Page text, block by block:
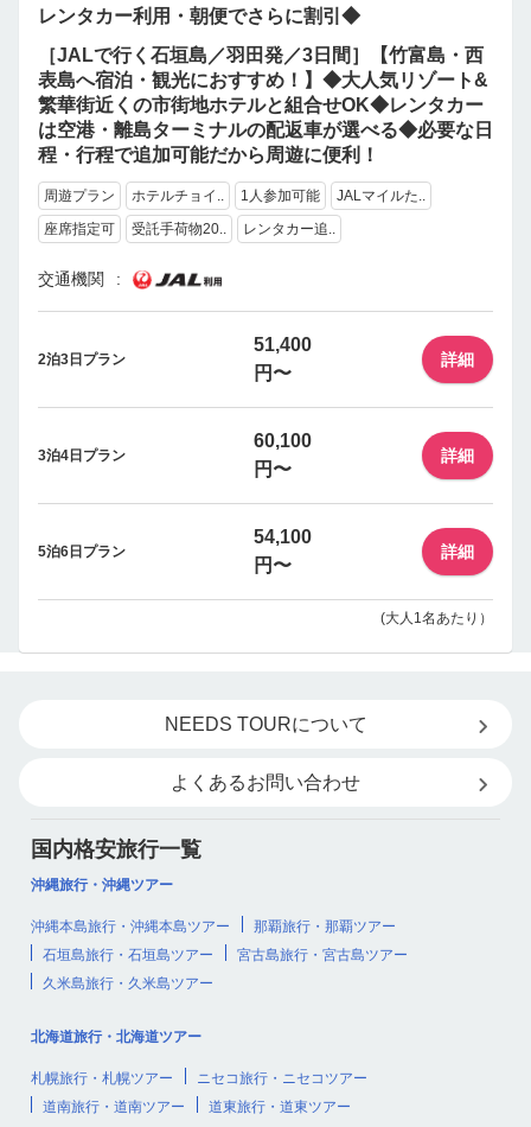
レンタカー利用・朝便でさらに割引◆
［JALで行く石垣島／羽田発／3日間］【竹富島・西
表島へ宿泊・観光におすすめ！】◆大人気リゾート&
繁華街近くの市街地ホテルと組合せOK◆レンタカー
は空港・離島ターミナルの配返車が選べる◆必要な日
程・行程で追加可能だから周遊に便利！
周遊プラン ホテルチョイ.. 1人参加可能
JALマイルた..
座席指定可
受託手荷物20.. レンタカー追..
交通機関
2泊3日プラン
51,400
円〜
詳細
3泊4日プラン
60,100
円〜
詳細
5泊6日プラン
54,100
円〜
詳細
(大人1名あたり）
NEEDS TOURについて
よくあるお問い合わせ
国内格安旅行一覧
沖縄旅行・沖縄ツアー
沖縄本島旅行・沖縄本島ツアー
那覇旅行・那覇ツアー
石垣島旅行・石垣島ツアー
宮古島旅行・宮古島ツアー
久米島旅行・久米島ツアー
北海道旅行・北海道ツアー
札幌旅行・札幌ツアー
ニセコ旅行・ニセコツアー
道南旅行・道南ツアー
道東旅行・道東ツアー